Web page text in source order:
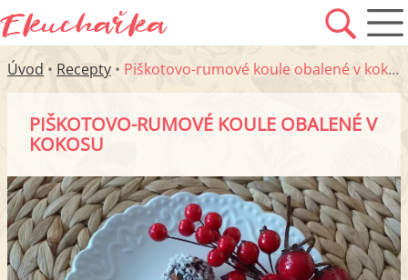
Úvod • Recepty • Piškotovo-rumové koule obalené v kokosu
PIŠKOTOVO-RUMOVÉ KOULE OBALENÉ V
KOKOSU